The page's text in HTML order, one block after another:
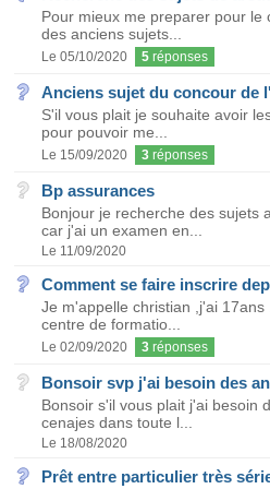
Pour mieux me preparer pour le
des anciens sujets...
Le 05/10/2020 5 réponses
Anciens sujet du concour de
S'il vous plait je souhaite avoir
pour pouvoir me...
Le 15/09/2020 3 réponses
Bp assurances
Bonjour je recherche des sujets
car j'ai un examen en...
Le 11/09/2020
Comment se faire inscrire
Je m'appelle christian ,j'ai
centre de formatio...
Le 02/09/2020 3 réponses
Bonsoir svp j'ai besoin des
Bonsoir s'il vous plait j'ai besoin
cenajes dans toute l...
Le 18/08/2020
Prêt entre particulier très